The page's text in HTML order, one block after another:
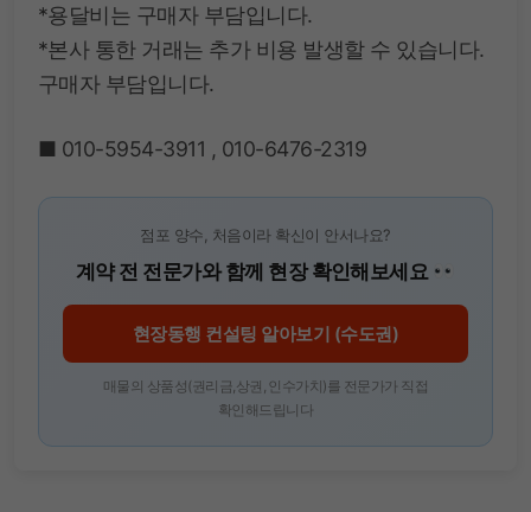
*용달비는 구매자 부담입니다.
*본사 통한 거래는 추가 비용 발생할 수 있습니다.
구매자 부담입니다.
■ 010-5954-3911 , 010-6476-2319
점포 양수, 처음이라 확신이 안서나요?
계약 전 전문가와 함께 현장 확인해보세요
현장동행 컨설팅 알아보기 (수도권)
매물의 상품성(권리금,상권, 인수가치)를 전문가가 직접
확인해드립니다